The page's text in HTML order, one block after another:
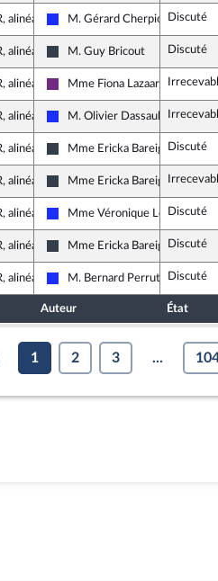
alinéa 6
Les Républicains
M. Gérard CherpionDiscuté
alinéa 6
UDI, Agir et Indépendants
M. Guy Bricout Discuté
alinéa 6
La République en Marche
Mme Fiona Lazaar
alinéa 6
Les Républicains
M. Olivier Dassault
alinéa 6
Nouvelle Gauche
Mme Ericka BareigtsDiscuté
alinéa 6
Nouvelle Gauche
Mme Ericka Bareigts
alinéa 9
Les Républicains
Mme Véronique Louwagie
Discuté
alinéa 10
Nouvelle Gauche
Mme Ericka BareigtsDiscuté
alinéa 11
Les Républicains
M. Bernard Perrut Discuté
Auteur État
1 2 3 ...